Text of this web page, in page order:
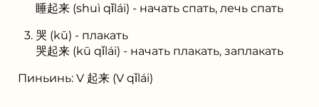
睡起来 (shuì qǐlái) - начать спать, лечь спать
哭 (kū) - плакать
哭起来 (kū qǐlái) - начать плакать, заплакать
Пиньинь: V 起来 (V qǐlái)